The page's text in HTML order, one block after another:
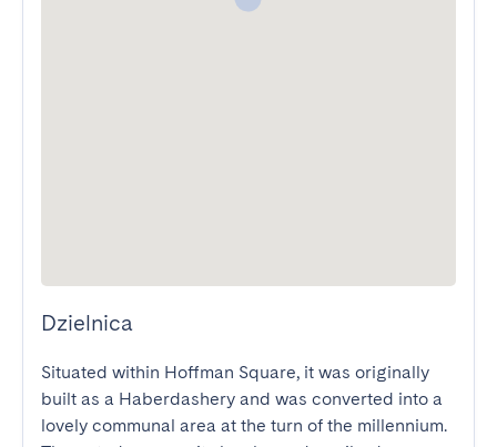
Dzielnica
Situated within Hoffman Square, it was originally
built as a Haberdashery and was converted into a
lovely communal area at the turn of the millennium.